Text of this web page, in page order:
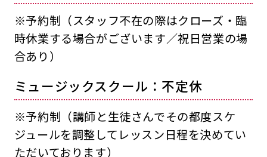
※予約制（スタッフ不在の際はクローズ・臨
時休業する場合がございます／祝日営業の場
合あり）
ミュージックスクール：不定休
※予約制（講師と生徒さんでその都度スケ
ジュールを調整してレッスン日程を決めてい
ただいております）